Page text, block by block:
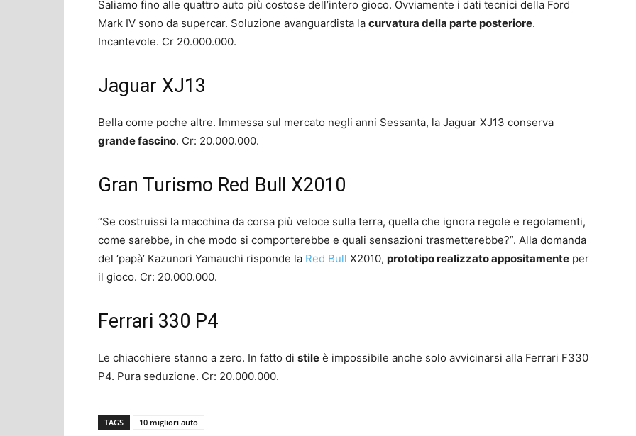
Saliamo fino alle quattro auto più costose dell’intero gioco. Ovviamente i dati tecnici della Ford
Mark IV sono da supercar. Soluzione avanguardista la curvatura della parte posteriore.
Incantevole. Cr 20.000.000.
Jaguar XJ13
Bella come poche altre. Immessa sul mercato negli anni Sessanta, la Jaguar XJ13 conserva
grande fascino. Cr: 20.000.000.
Gran Turismo Red Bull X2010
“Se costruissi la macchina da corsa più veloce sulla terra, quella che ignora regole e regolamenti,
come sarebbe, in che modo si comporterebbe e quali sensazioni trasmetterebbe?”. Alla domanda
del ‘papà’ Kazunori Yamauchi risponde la Red Bull X2010, prototipo realizzato appositamente per
il gioco. Cr: 20.000.000.
Ferrari 330 P4
Le chiacchiere stanno a zero. In fatto di stile è impossibile anche solo avvicinarsi alla Ferrari F330
P4. Pura seduzione. Cr: 20.000.000.
TAGS 10 migliori auto